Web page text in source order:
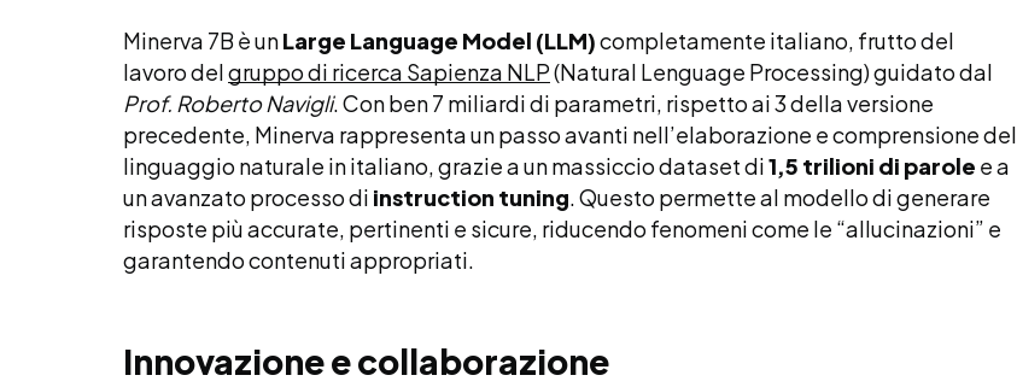
Minerva 7B è unLarge Language Model (LLM)completamente italiano, frutto del
lavoro delgruppo di ricerca Sapienza NLP(Natural Lenguage Processing) guidato dal
Prof. Roberto Navigli. Con ben 7 miliardi di parametri, rispetto ai 3 della versione
precedente, Minerva rappresenta un passo avanti nell’elaborazione e comprensione del
linguaggio naturale in italiano, grazie a un massiccio dataset di1,5 trilioni di parole e a
un avanzato processo di instruction tuning. Questo permette al modello di generare
risposte più accurate, pertinenti e sicure, riducendo fenomeni come le “allucinazioni” e
garantendo contenuti appropriati.
Innovazione e collaborazione